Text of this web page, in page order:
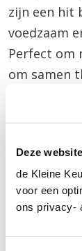
Deze
de Kleine
voor een
ons privacy-
zijn een hit
voedzaam
Perfect om
om samen